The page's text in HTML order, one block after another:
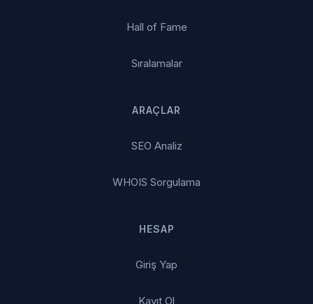
Hall of Fame
Sıralamalar
ARAÇLAR
SEO Analiz
WHOIS Sorgulama
HESAP
Giriş Yap
Kayıt Ol